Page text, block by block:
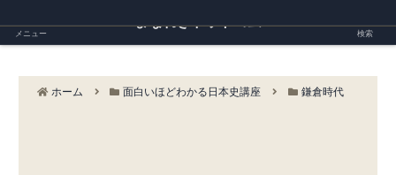
ホーム 面白いほどわかる日本史講座 鎌倉時代
メニュー 検索